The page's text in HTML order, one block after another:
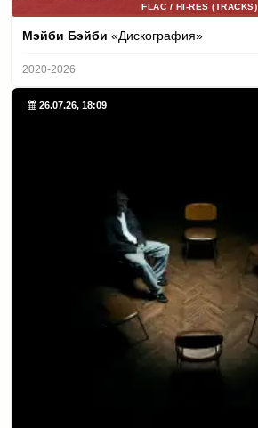
FLAC / HI-RES (TRACKS)
Мэйби Бэйби «Дискография»
2020-2026
26.07.26, 18:09